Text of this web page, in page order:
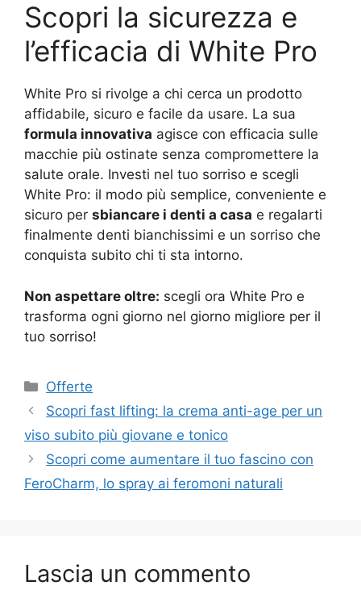
Scopri la sicurezza e
l’efficacia di White Pro
White Pro si rivolge a chi cerca un prodotto
affidabile, sicuro e facile da usare. La sua
formula innovativa agisce con efficacia sulle
macchie più ostinate senza compromettere la
salute orale. Investi nel tuo sorriso e scegli
White Pro: il modo più semplice, conveniente e
sicuro per sbiancare i denti a casa e regalarti
finalmente denti bianchissimi e un sorriso che
conquista subito chi ti sta intorno.
Non aspettare oltre: scegli ora White Pro e
trasforma ogni giorno nel giorno migliore per il
tuo sorriso!
Categorie
Offerte
Scopri fast lifting: la crema anti-age per un
viso subito più giovane e tonico
Scopri come aumentare il tuo fascino con
FeroCharm, lo spray ai feromoni naturali
Lascia un commento